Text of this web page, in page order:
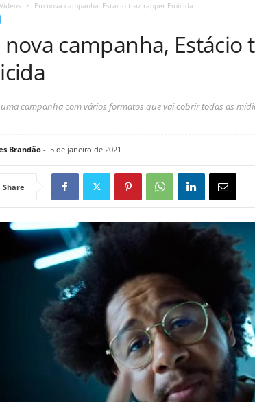
Videos Em nova campanha, Estácio traz rapper Emicida
nova campanha, Estácio
campanha com vários formatos que vai cobrir todas as
Brandão- 5 de janeiro de 2021
Share